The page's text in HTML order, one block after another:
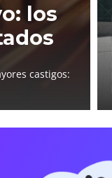
los
castigos: